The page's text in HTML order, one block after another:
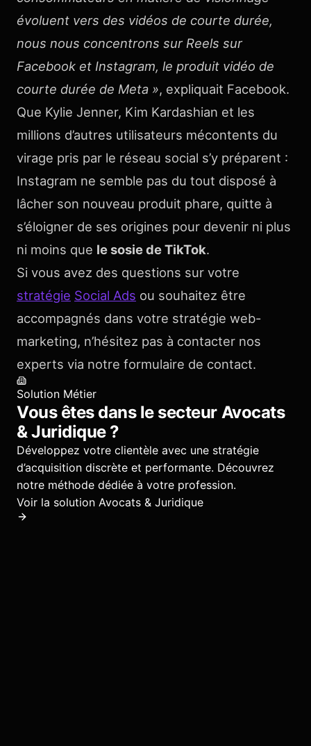
évoluent vers des vidéos de courte durée,
nous nous concentrons sur Reels sur
Facebook et Instagram, le produit vidéo de
courte durée de Meta », expliquait Facebook.
Que Kylie Jenner, Kim Kardashian et les
millions d’autres utilisateurs mécontents du
virage pris par le réseau social s’y préparent :
Instagram ne semble pas du tout disposé à
lâcher son nouveau produit phare, quitte à
s’éloigner de ses origines pour devenir ni plus
ni moins que le sosie de TikTok.
Si vous avez des questions sur votre
stratégie Social Ads ou souhaitez être
accompagnés dans votre stratégie web-
marketing, n’hésitez pas à contacter nos
experts via notre formulaire de contact.
Solution Métier
Vous êtes dans le secteur Avocats
& Juridique?
Développez votre clientèle avec une stratégie
d’acquisition discrète et performante. Découvrez
notre méthode dédiée à votre profession.
Voir la solution Avocats & Juridique